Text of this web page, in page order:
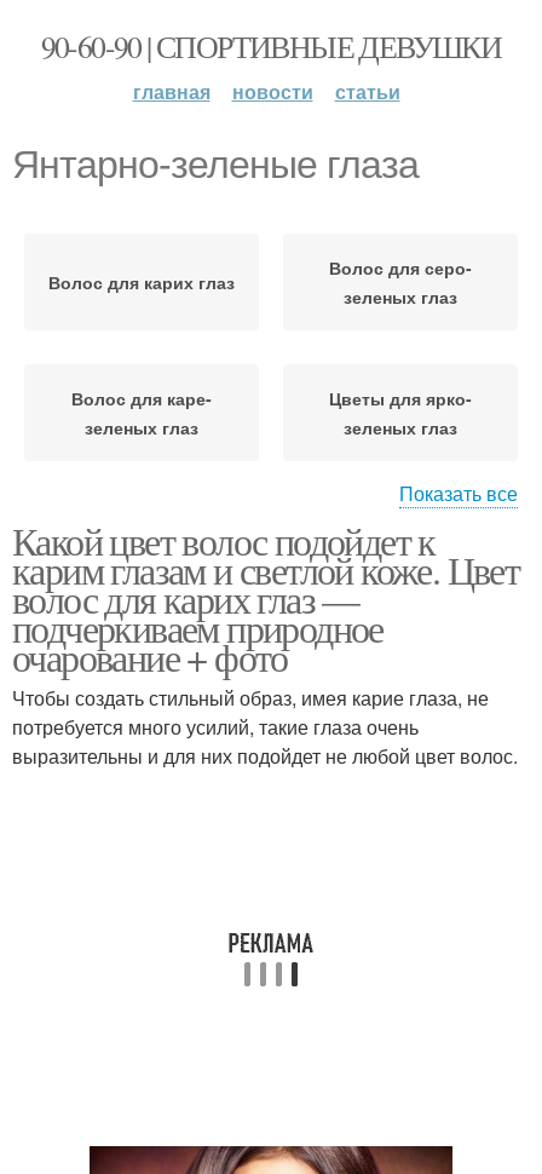
90-60-90 | СПОРТИВНЫЕ ДЕВУШКИ
главная новости статьи
Янтарно-зеленые глаза
Волос для карих глаз
Волос для серо-
зеленых глаз
Волос для каре-
зеленых глаз
Цветы для ярко-
зеленых глаз
Девушки с карими
глазами
Показать все
Какой цвет волос подойдет к
карим глазам и светлой коже. Цвет
волос для карих глаз —
подчеркиваем природное
очарование + фото
Чтобы создать стильный образ, имея карие глаза, не
потребуется много усилий, такие глаза очень
выразительны и для них подойдет не любой цвет волос.